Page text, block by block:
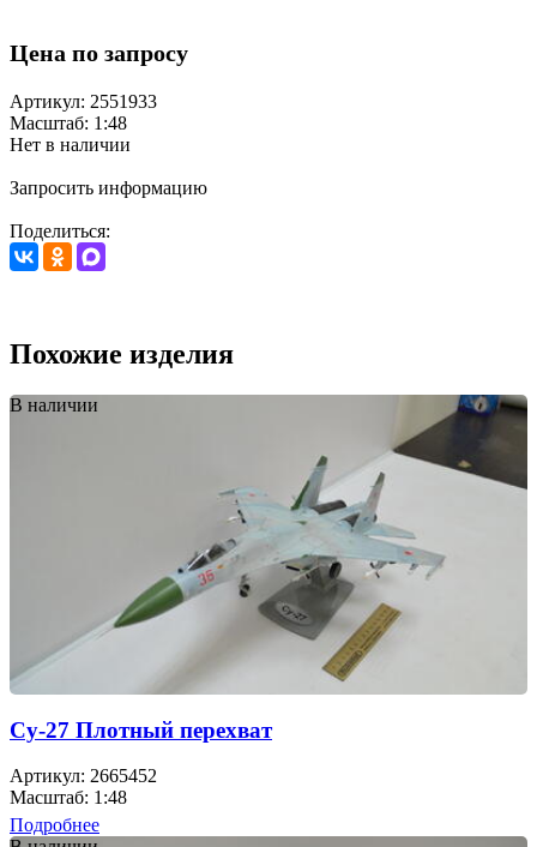
Цена по запросу
Артикул: 2551933
Масштаб: 1:48
Нет в наличии
Запросить информацию
Поделиться:
Похожие изделия
В наличии
Cу-27 Плотный перехват
Артикул: 2665452
Масштаб: 1:48
Подробнее